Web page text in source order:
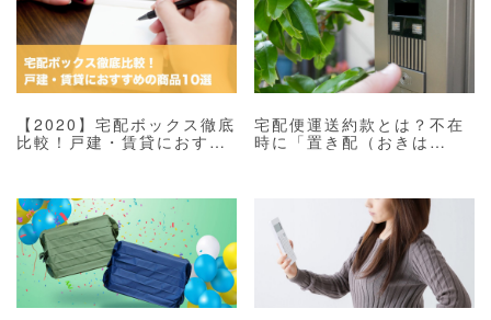
【2020】宅配ボックス徹底
比較！戸建・賃貸におすす
宅配便運送約款とは？不在
時に「置き配（おきは